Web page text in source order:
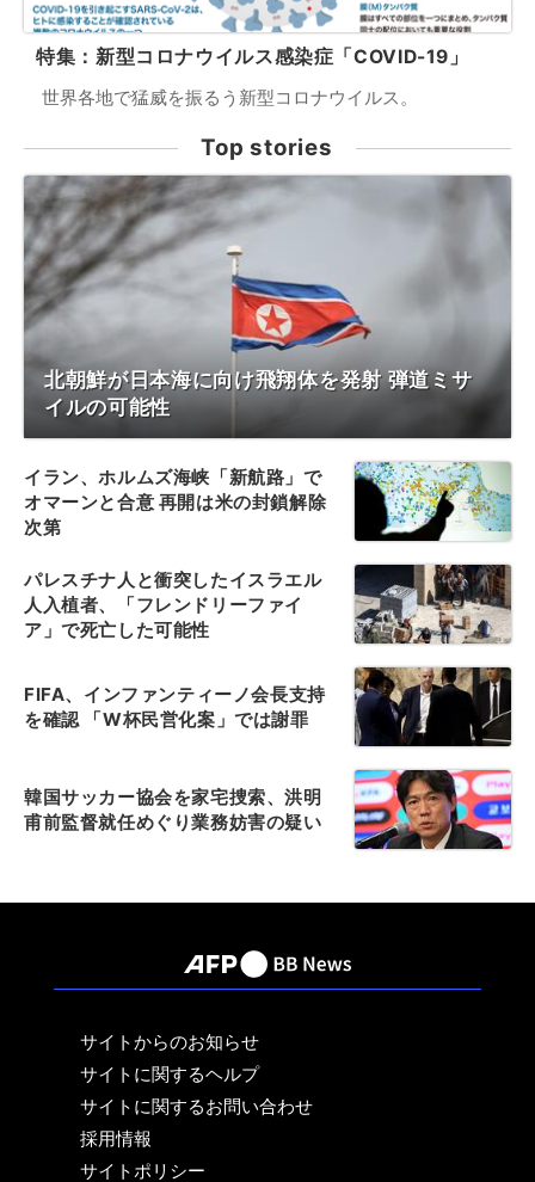
特集：新型コロナウイルス感染症「COVID-19」
世界各地で猛威を振るう新型コロナウイルス。
Top stories
北朝鮮が日本海に向け飛翔体を発射 弾道ミサ
イルの可能性
イラン、ホルムズ海峡「新航路」で
オマーンと合意 再開は米の封鎖解除
次第
パレスチナ人と衝突したイスラエル
人入植者、「フレンドリーファイ
ア」で死亡した可能性
FIFA、インファンティーノ会長支持
を確認 「W杯民営化案」では謝罪
韓国サッカー協会を家宅捜索、洪明
甫前監督就任めぐり業務妨害の疑い
サイトからのお知らせ
サイトに関するヘルプ
サイトに関するお問い合わせ
採用情報
サイトポリシー